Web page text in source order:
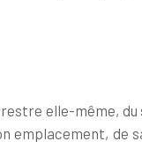
elle-même, du
emplacement, de